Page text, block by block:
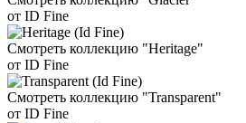
от ID Fine
Смотреть коллекцию "Heritage"
от ID Fine
Смотреть коллекцию "Transparent"
от ID Fine